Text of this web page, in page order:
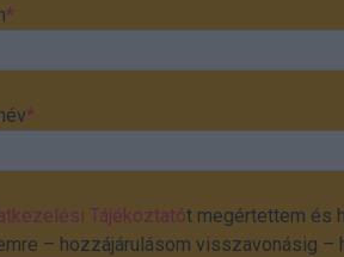
*
*
Tájékoztatót megértettem és
– hozzájárulásom visszavonásig